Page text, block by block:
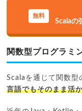
Scalaの
関数型プログラミ
Scalaを通じて関数型
言語でもそのまま活